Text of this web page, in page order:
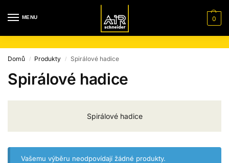
MENU 0
Domů / Produkty / Spirálové hadice
Spirálové hadice
Spirálové hadice
Vašemu výběru neodpovídají žádné produkty.